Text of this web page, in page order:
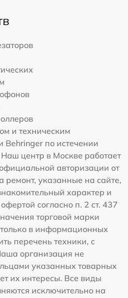
и техническим
Behringer по истечении
центр в Москве работает
авторизации от
ремонт, указанные на сайте,
характер и
согласно п. 2 ст. 437
торговой марки
в информационных
перечень техники, с
организация не
указанных товарных
их интересы. Все виды
исключительно на